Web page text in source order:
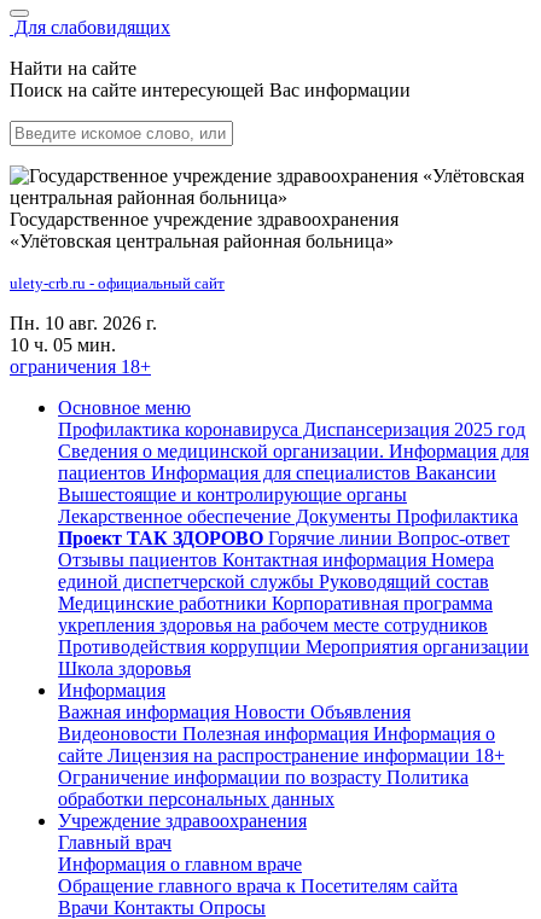
Для слабовидящих
Найти на сайте
Поиск на сайте интересующей Вас информации
Государственное учреждение здравоохранения
«Улётовская центральная районная больница»
ulety-crb.ru - официальный сайт
Пн. 10 авг. 2026 г.
10 ч. 05 мин.
ограничения 18+
Основное меню
Профилактика коронавируса Диспансеризация 2025 год
Сведения о медицинской организации. Информация для
пациентов Информация для специалистов Вакансии
Вышестоящие и контролирующие органы
Лекарственное обеспечение Документы Профилактика
Проект ТАК ЗДОРОВО Горячие линии Вопрос-ответ
Отзывы пациентов Контактная информация Номера
единой диспетчерской службы Руководящий состав
Медицинские работники Корпоративная программа
укрепления здоровья на рабочем месте сотрудников
Противодействия коррупции Мероприятия организации
Школа здоровья
Информация
Важная информация Новости Объявления
Видеоновости Полезная информация Информация о
сайте Лицензия на распространение информации 18+
Ограничение информации по возрасту Политика
обработки персональных данных
Учреждение здравоохранения
Главный врач
Информация о главном враче
Обращение главного врача к Посетителям сайта
Врачи Контакты Опросы